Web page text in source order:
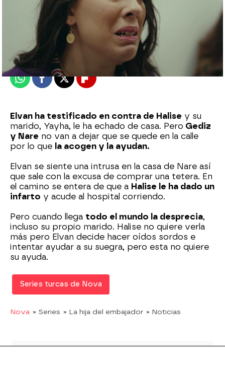
Nova
Madrid
Publicado: 16 de abril de 2022, 22:44
WhatsappFacebook
X Flipboard
Elvan ha testificado en contra de Halise y su
marido, Yayha, le ha echado de casa. Pero Gediz
y Nare no van a dejar que se quede en la calle
por lo que la acogen y la ayudan.
Elvan se siente una intrusa en la casa de Nare así
que sale con la excusa de comprar una tetera. En
el camino se entera de que a Halise le ha dado un
infarto y acude al hospital corriendo.
Pero cuando llega todo el mundo la desprecia,
incluso su propio marido. Halise no quiere verla
más pero Elvan decide hacer oídos sordos e
intentar ayudar a su suegra, pero esta no quiere
su ayuda.
Series turcas de Nova
Nova » Series » La hija del embajador » Noticias